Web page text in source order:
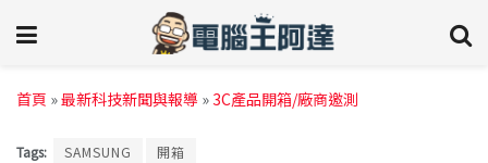
首頁 »最新科技新聞與報導 »3C產品開箱/廠商邀測
Tags: SAMSUNG 開箱